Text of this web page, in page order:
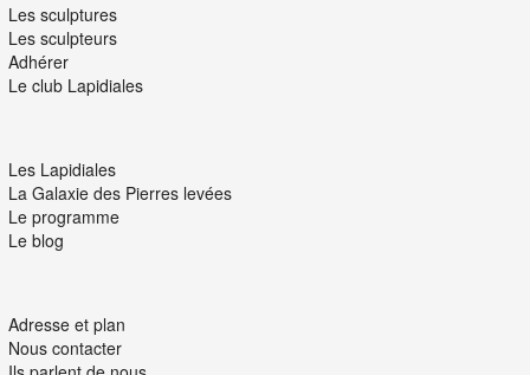
Les sculptures
Les sculpteurs
Adhérer
Le club Lapidiales
Les Lapidiales
La Galaxie des Pierres levées
Le programme
Le blog
Adresse et plan
Nous contacter